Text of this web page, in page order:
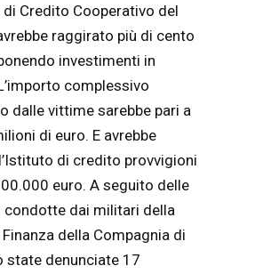
Credito Cooperativo del
raggirato più di cento
investimenti in
complessivo
dalle vittime sarebbe pari a
di euro. E avrebbe
di credito provvigioni
euro. A seguito delle
condotte dai militari della
della Compagnia di
state denunciate 17